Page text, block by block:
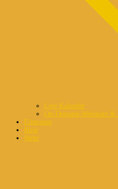
Live Kalender
On-Demand-Webinare &
Eintragen
Blog
Mehr